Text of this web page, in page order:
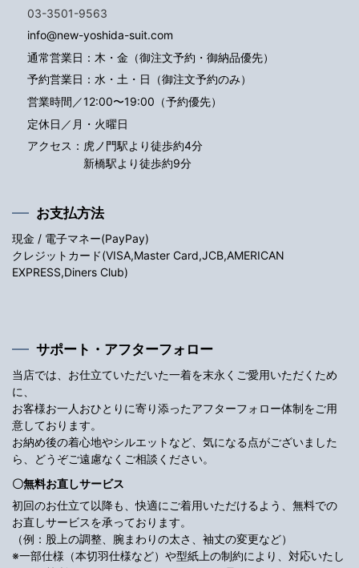
03-3501-9563
info@new-yoshida-suit.com
通常営業日：木・金（御注文予約・御納品優先）
予約営業日：水・土・日（御注文予約のみ）
営業時間／12:00〜19:00（予約優先）
定休日／月・火曜日
アクセス： 虎ノ門駅より徒歩約4分
新橋駅より徒歩約9分
お支払方法
現金 / 電子マネー(PayPay)
クレジットカード(VISA,Master Card,JCB,AMERICAN
EXPRESS,Diners Club)
サポート・アフターフォロー
当店では、お仕立ていただいた一着を末永くご愛用いただくため
に、
お客様お一人おひとりに寄り添ったアフターフォロー体制をご用
意しております。
お納め後の着心地やシルエットなど、気になる点がございました
ら、どうぞご遠慮なくご相談ください。
〇無料お直しサービス
初回のお仕立て以降も、快適にご着用いただけるよう、無料での
お直しサービスを承っております。
（例：股上の調整、腕まわりの太さ、袖丈の変更など）
※一部仕様（本切羽仕様など）や型紙上の制約により、対応いたし